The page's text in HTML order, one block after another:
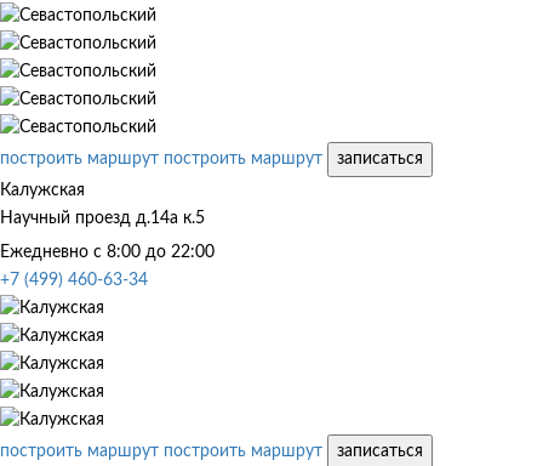
построить маршрут построить маршрут
записаться
Калужская
Научный проезд д.14а к.5
Ежедневно с 8:00 до 22:00
+7 (499) 460-63-34
построить маршрут построить маршрут
записаться